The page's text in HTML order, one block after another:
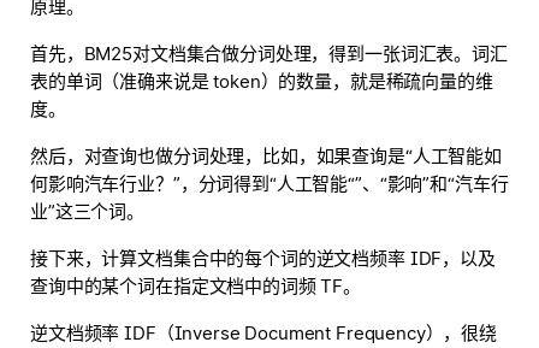
原理。
首先，BM25对文档集合做分词处理，得到一张词汇表。词汇
表的单词（准确来说是 token）的数量，就是稀疏向量的维
度。
然后，对查询也做分词处理，比如，如果查询是“人工智能如
何影响汽车行业？”，分词得到“人工智能“”、“影响”和“汽车行
业”这三个词。
接下来，计算文档集合中的每个词的逆文档频率 IDF，以及
查询中的某个词在指定文档中的词频 TF。
逆文档频率 IDF（Inverse Document Frequency），很绕